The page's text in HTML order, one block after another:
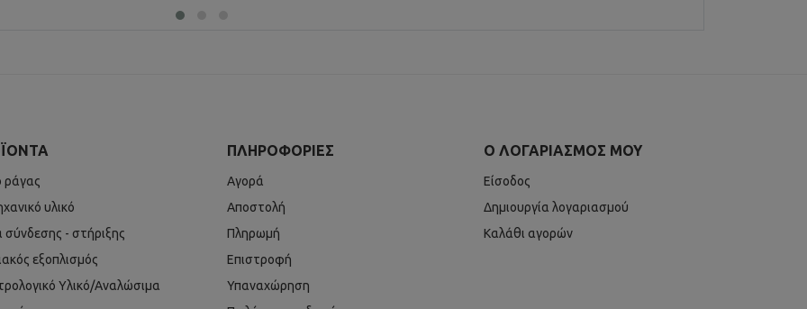
ράγας
υλικό
σύνδεσης - στήριξης
εξοπλισμός
Υλικό/Αναλώσιμα
ΠΛΗΡΟΦΟΡΊΕΣ
Αγορά
Αποστολή
Πληρωμή
Επιστροφή
Υπαναχώρηση
Ο ΛΟΓΑΡΙΑΣΜΌΣ ΜΟΥ
Είσοδος
Δημιουργία λογαριασμού
Καλάθι αγορών